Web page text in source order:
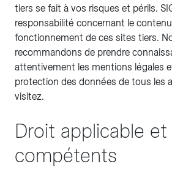
tiers se fait à vos risques et périls.
responsabilité concernant le
fonctionnement de ces sites tiers.
recommandons de prendre
attentivement les mentions légales
protection des données de tous les
visitez.
Droit applicable
compétents